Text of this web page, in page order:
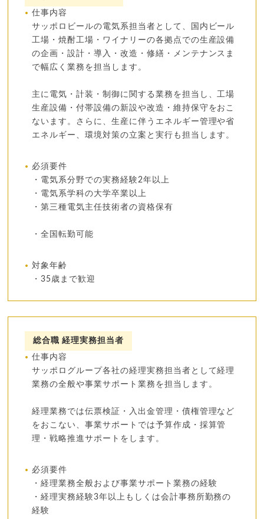
仕事内容
サッポロビールの電気系担当者として、国内ビール
工場・焼酎工場・ワイナリーの各拠点での生産設備
の企画・設計・導入・改造・修繕・メンテナンスま
で幅広く業務を担当します。
主に電気・計装・制御に関する業務を担当し、工場
生産設備・付帯設備の新設や改造・維持保守をおこ
ないます。さらに、生産に伴うエネルギー管理や省
エネルギー、環境対策の立案と実行も担当します。
必須要件
・電気系分野での実務経験2年以上
・電気系学科の大学卒業以上
・第三種電気主任技術者の資格保有
・全国転勤可能
対象年齢
・35歳まで歓迎
総合職 経理実務担当者
仕事内容
サッポログループ各社の経理実務担当者として経理
業務の全般や事業サポート業務を担当します。
経理業務では伝票検証・入出金管理・債権管理など
をおこない、事業サポートでは予算作成・採算管
理・戦略推進サポートをします。
必須要件
・経理業務全般および事業サポート業務の経験
・経理実務経験3年以上もしくは会計事務所勤務の
経験